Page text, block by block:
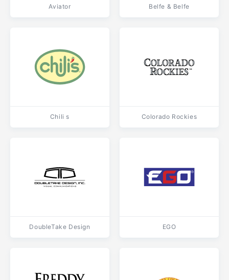
Aviator Belfe & Belfe
Chili s Colorado Rockies
DoubleTake Design EGO